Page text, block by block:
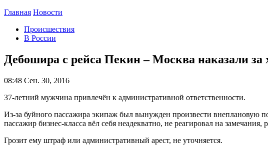
Главная Новости
Происшествия
В России
Дебошира с рейса Пекин – Москва наказали за
08:48 Сен. 30, 2016
37-летний мужчина привлечён к административной ответственности.
Из-за буйного пассажира экипаж был вынужден произвести внеплановую
пассажир бизнес-класса вёл себя неадекватно, не реагировал на замечания,
Грозит ему штраф или административный арест, не уточняется.